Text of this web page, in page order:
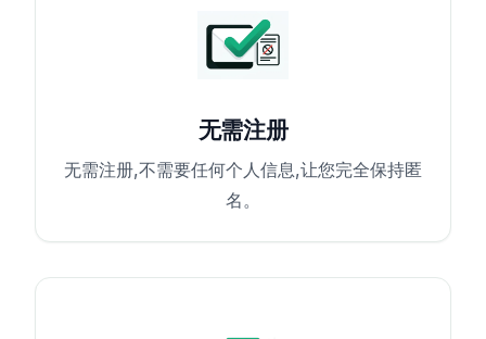
无需注册
无需注册,不需要任何个人信息,让您完全保持匿
名。